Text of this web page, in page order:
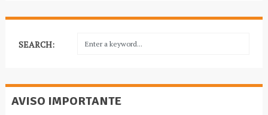
SEARCH:
AVISO IMPORTANTE